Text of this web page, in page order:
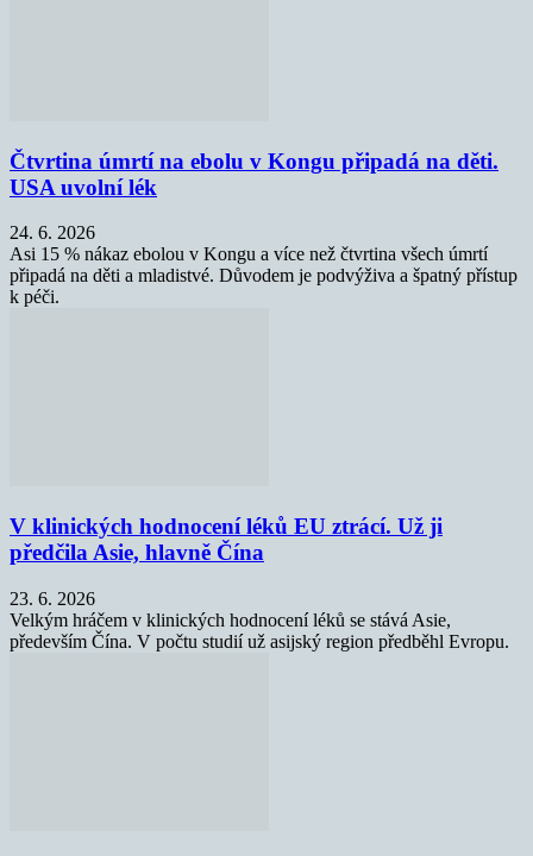
Čtvrtina úmrtí na ebolu v Kongu připadá na děti.
USA uvolní lék
24. 6. 2026
Asi 15 % nákaz ebolou v Kongu a více než čtvrtina všech úmrtí
připadá na děti a mladistvé. Důvodem je podvýživa a špatný přístup
k péči.
V klinických hodnocení léků EU ztrácí. Už ji
předčila Asie, hlavně Čína
23. 6. 2026
Velkým hráčem v klinických hodnocení léků se stává Asie,
především Čína. V počtu studií už asijský region předběhl Evropu.